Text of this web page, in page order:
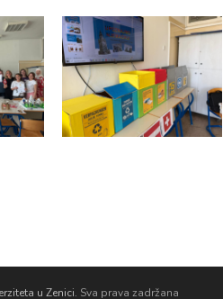
u Zenici. Sva prava zadržana